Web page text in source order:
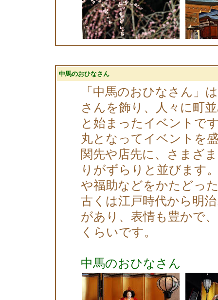
中馬のおひなさん
「中馬のおひなさん」
さんを飾り、人々に町
と始まったイベントで
丸となってイベントを
関先や店先に、さまざ
りがずらりと並びます
や福助などをかたどっ
古くは江戸時代から明
があり、表情も豊かで
くらいです。
中馬のおひなさん